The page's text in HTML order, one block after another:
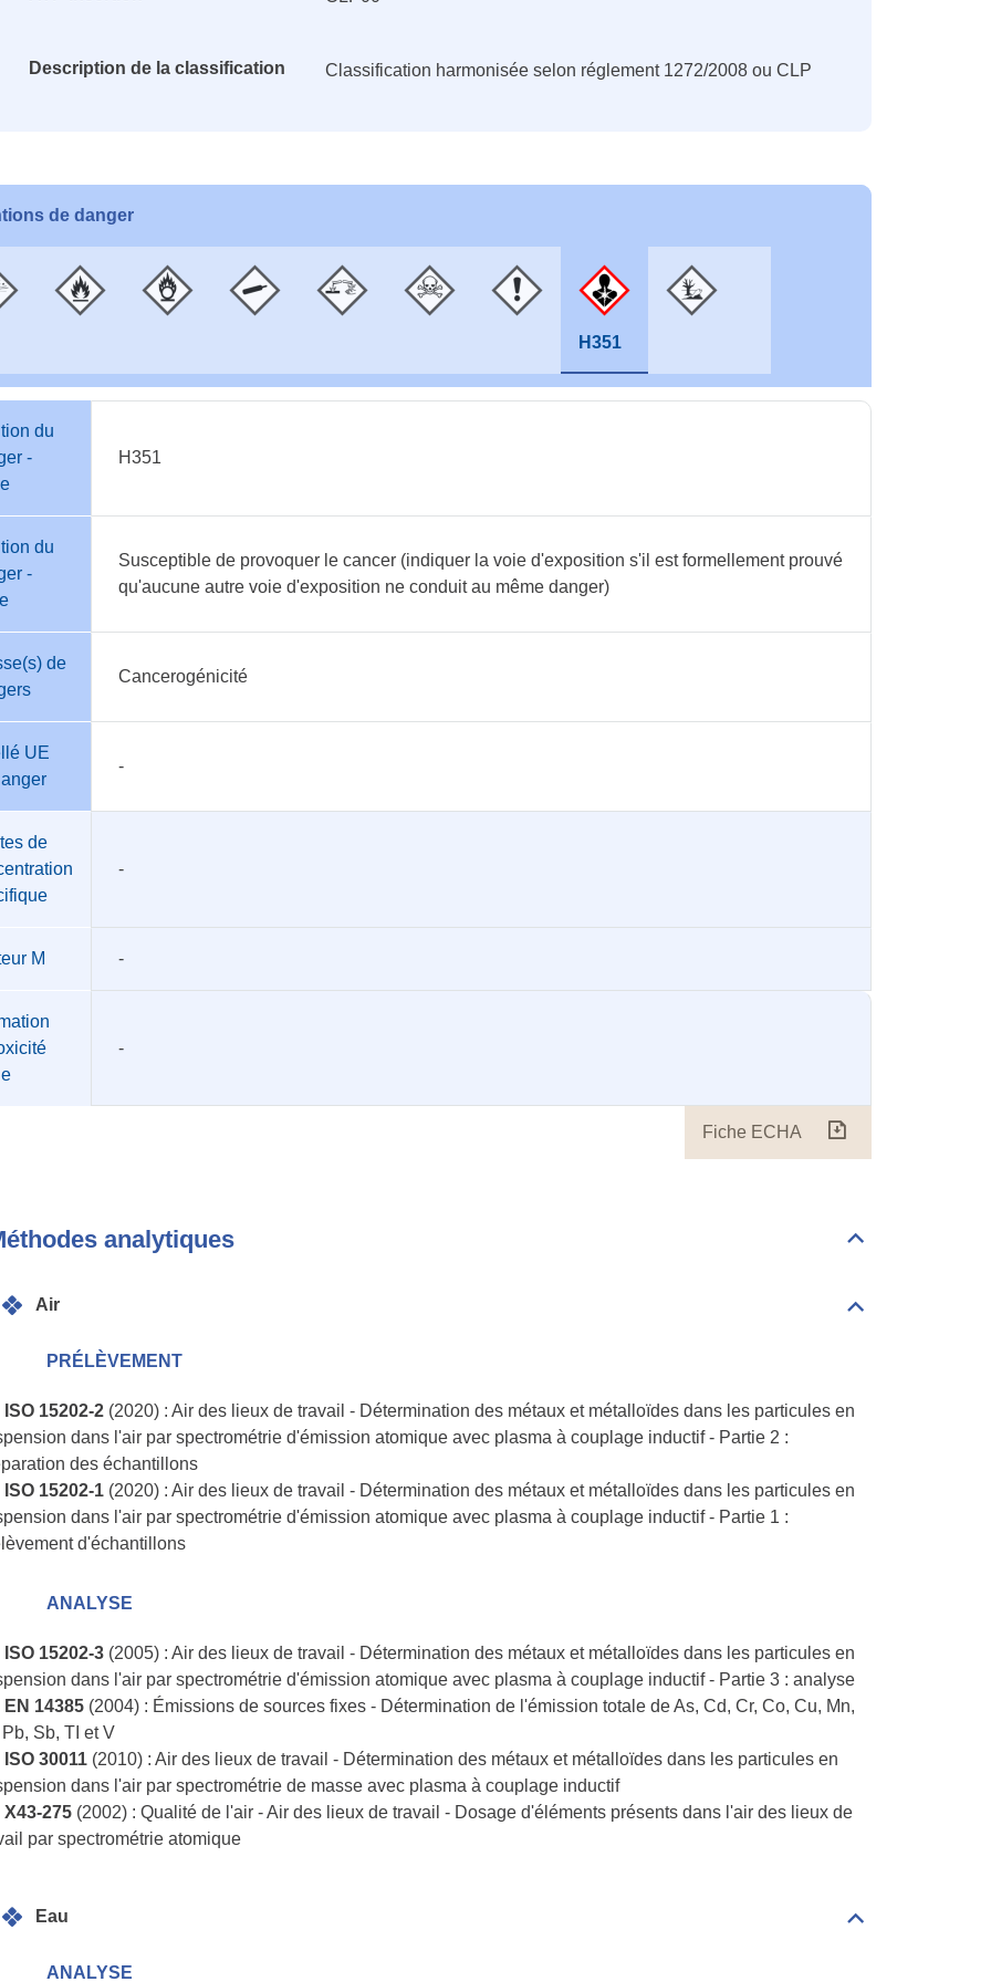
Description de la classification Classification harmonisée selon réglement 1272/2008 ou CLP
de danger
H351
du
-
H351
du
-
Susceptible de provoquer le cancer (indiquer la voie d'exposition s'il est formellement prouvé
qu'aucune autre voie d'exposition ne conduit au même danger)
de
Cancerogénicité
UE
-
de
-
M -
-
Fiche ECHA
ECHA
analytiques
Déplier/replier
Air
Déplier/replier
PRÉLÈVEMENT
ISO 15202-2 (2020) : Air des lieux de travail - Détermination des métaux et métalloïdes dans les particules en
dans l'air par spectrométrie d'émission atomique avec plasma à couplage inductif - Partie 2 :
des échantillons
ISO 15202-1 (2020) : Air des lieux de travail - Détermination des métaux et métalloïdes dans les particules en
dans l'air par spectrométrie d'émission atomique avec plasma à couplage inductif - Partie 1 :
d'échantillons
ANALYSE
ISO 15202-3 (2005) : Air des lieux de travail - Détermination des métaux et métalloïdes dans les particules en
dans l'air par spectrométrie d'émission atomique avec plasma à couplage inductif - Partie 3 : analyse
EN 14385 (2004) : Émissions de sources fixes - Détermination de l'émission totale de As, Cd, Cr, Co, Cu, Mn,
Sb, TI et V
ISO 30011 (2010) : Air des lieux de travail - Détermination des métaux et métalloïdes dans les particules en
dans l'air par spectrométrie de masse avec plasma à couplage inductif
X43-275 (2002) : Qualité de l'air - Air des lieux de travail - Dosage d'éléments présents dans l'air des lieux de
par spectrométrie atomique
Eau
Déplier/replier
ANALYSE